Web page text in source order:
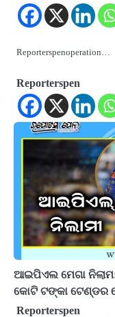
Reporterspenoperation…
Reporterspen
ଆଇପିଏଲ ମେଗା
କୋଟି ଟଙ୍କା ଟେଣ୍ଡର
Reporterspen